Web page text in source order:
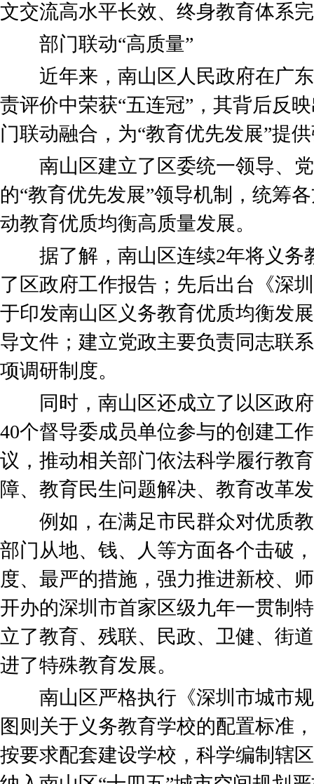
文交流高水平长效、终身教育体系
部门联动“高质量”
近年来，南山区人民政府在广东
责评价中荣获“五连冠”，其背后反
门联动融合，为“教育优先发展”提
南山区建立了区委统一领导、党
的“教育优先发展”领导机制，统筹
动教育优质均衡高质量发展。
据了解，南山区连续2年将义务
了区政府工作报告；先后出台《深
于印发南山区义务教育优质均衡发
导文件；建立党政主要负责同志联
项调研制度。
同时，南山区还成立了以区政府
40个督导委成员单位参与的创建工
议，推动相关部门依法科学履行教
障、教育民生问题解决、教育改革
例如，在满足市民群众对优质教
部门从地、钱、人等方面各个击破
度、最严的措施，强力推进新校、
开办的深圳市首家区级九年一贯制
立了教育、残联、民政、卫健、街
进了特殊教育发展。
南山区严格执行《深圳市城市规
图则关于义务教育学校的配置标准
按要求配套建设学校，科学编制辖